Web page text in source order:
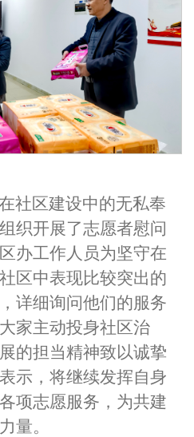
社区建设中的无私奉
织开展了志愿者慰问
办工作人员为坚守在
区中表现比较突出的
详细询问他们的服务
家主动投身社区治
的担当精神致以诚挚
示，将继续发挥自身
项志愿服务，为共建
量。